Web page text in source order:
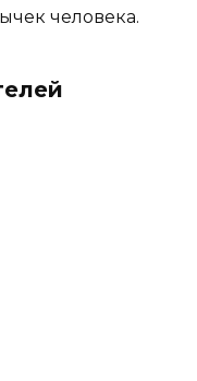
человека.